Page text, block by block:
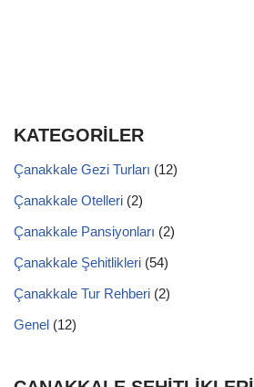
KATEGORİLER
Çanakkale Gezi Turları (12)
Çanakkale Otelleri (2)
Çanakkale Pansiyonları (2)
Çanakkale Şehitlikleri (54)
Çanakkale Tur Rehberi (2)
Genel (12)